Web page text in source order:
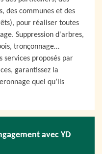
des communes et des
pour réaliser toutes
Suppression d'arbres,
tronçonnage…
services proposés par
garantissez la
quel qu’ils
avec YD